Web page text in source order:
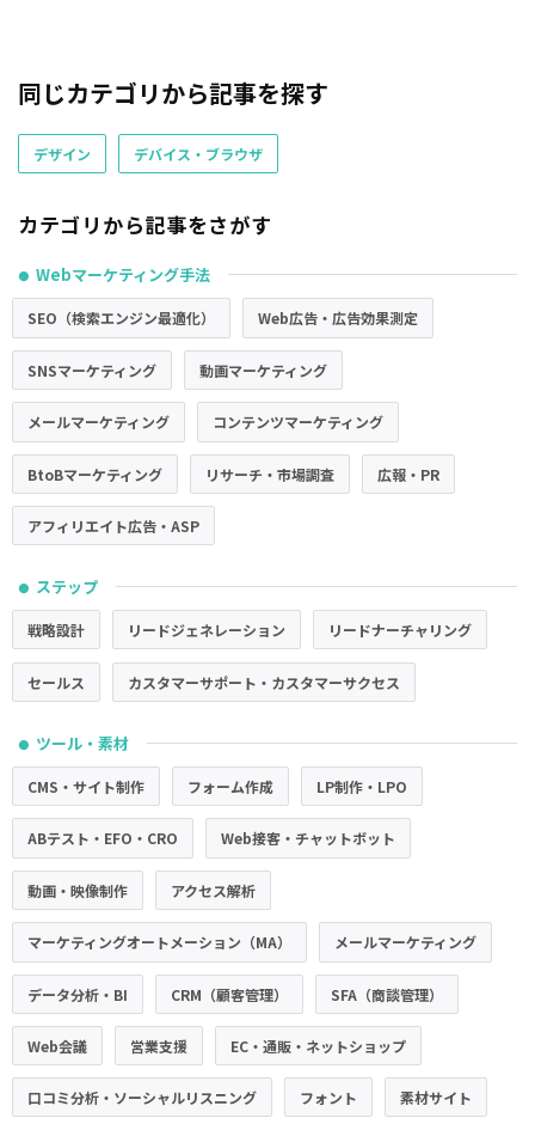
同じカテゴリから記事を探す
デザイン デバイス・ブラウザ
カテゴリから記事をさがす
● Webマーケティング手法
SEO（検索エンジン最適化） Web広告・広告効果測定
SNSマーケティング 動画マーケティング
メールマーケティング コンテンツマーケティング
BtoBマーケティング リサーチ・市場調査 広報・PR
アフィリエイト広告・ASP
● ステップ
戦略設計 リードジェネレーション リードナーチャリング
セールス カスタマーサポート・カスタマーサクセス
● ツール・素材
CMS・サイト制作 フォーム作成 LP制作・LPO
ABテスト・EFO・CRO Web接客・チャットボット
動画・映像制作 アクセス解析
マーケティングオートメーション（MA） メールマーケティング
データ分析・BI CRM（顧客管理） SFA（商談管理）
Web会議 営業支援 EC・通販・ネットショップ
口コミ分析・ソーシャルリスニング フォント 素材サイト